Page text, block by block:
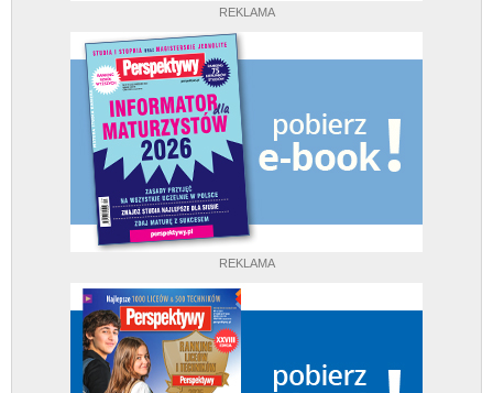
REKLAMA
REKLAMA